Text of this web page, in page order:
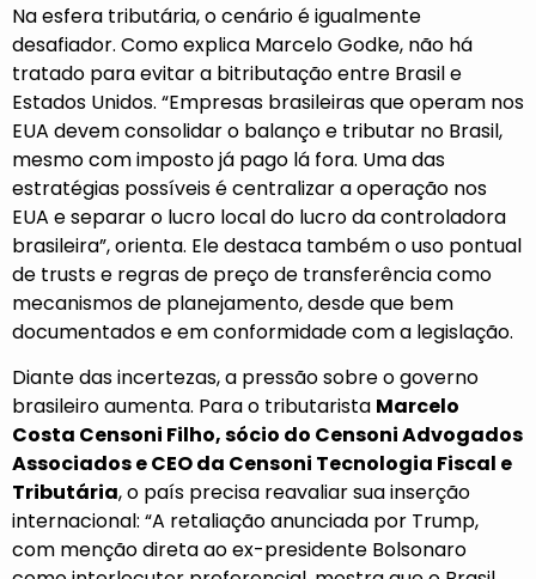
Na esfera tributária, o cenário é igualmente
desafiador. Como explica Marcelo Godke, não há
tratado para evitar a bitributação entre Brasil e
Estados Unidos. “Empresas brasileiras que operam nos
EUA devem consolidar o balanço e tributar no Brasil,
mesmo com imposto já pago lá fora. Uma das
estratégias possíveis é centralizar a operação nos
EUA e separar o lucro local do lucro da controladora
brasileira”, orienta. Ele destaca também o uso pontual
de trusts e regras de preço de transferência como
mecanismos de planejamento, desde que bem
documentados e em conformidade com a legislação.
Diante das incertezas, a pressão sobre o governo
brasileiro aumenta. Para o tributarista Marcelo
Costa Censoni Filho, sócio do Censoni Advogados
Associados e CEO da Censoni Tecnologia Fiscal e
Tributária, o país precisa reavaliar sua inserção
internacional: “A retaliação anunciada por Trump,
com menção direta ao ex-presidente Bolsonaro